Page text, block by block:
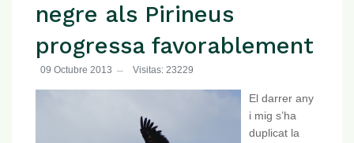
negre als Pirineus
progressa favorablement
09 Octubre 2013 Visitas: 23229
El darrer any
i mig s’ha
duplicat la